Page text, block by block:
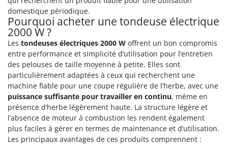
Ooni
Oriental Koshin
Outdoorchef
P
Palazzetti
Palumbo Pavi
Partisani
Paterlini
Philips
domestique périodique.
Pourquoi acheter une tondeuse électrique
2000 W ?
Les tondeuses électriques 2000 W offrent un bon compromis
entre performance et simplicité d’utilisation pour l’entretien
des pelouses de taille moyenne à petite. Elles sont
particulièrement adaptées à ceux qui recherchent une
machine fiable pour une coupe régulière de l’herbe, avec une
puissance suffisante pour travailler en continu, même en
présence d’herbe légèrement haute. La structure légère et
l’absence de moteur à combustion les rendent également
plus faciles à gérer en termes de maintenance et d’utilisation.
Les principaux avantages de ces produits comprennent :